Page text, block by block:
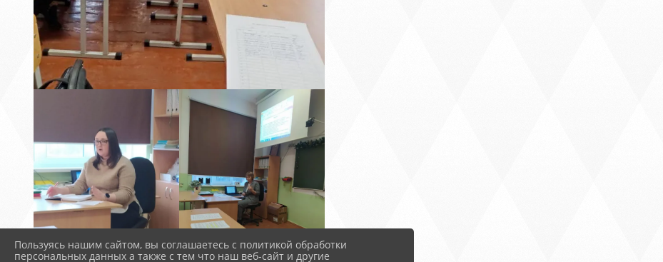
Пользуясь нашим сайтом, вы соглашаетесь с политикой обработки
персональных данных а также с тем что наш веб-сайт и другие